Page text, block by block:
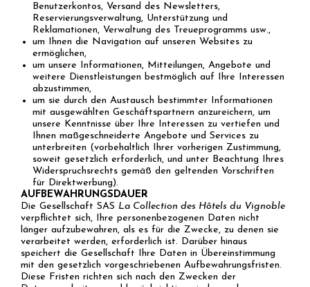
Benutzerkontos, Versand des Newsletters,
Reservierungsverwaltung, Unterstützung und
Reklamationen, Verwaltung des Treueprogramms usw.,
um Ihnen die Navigation auf unseren Websites zu
ermöglichen,
um unsere Informationen, Mitteilungen, Angebote und
weitere Dienstleistungen bestmöglich auf Ihre Interessen
abzustimmen,
um sie durch den Austausch bestimmter Informationen
mit ausgewählten Geschäftspartnern anzureichern, um
unsere Kenntnisse über Ihre Interessen zu vertiefen und
Ihnen maßgeschneiderte Angebote und Services zu
unterbreiten (vorbehaltlich Ihrer vorherigen Zustimmung,
soweit gesetzlich erforderlich, und unter Beachtung Ihres
Widerspruchsrechts gemäß den geltenden Vorschriften
für Direktwerbung).
AUFBEWAHRUNGSDAUER
Die Gesellschaft SAS La Collection des Hôtels du Vignoble
verpflichtet sich, Ihre personenbezogenen Daten nicht
länger aufzubewahren, als es für die Zwecke, zu denen sie
verarbeitet werden, erforderlich ist. Darüber hinaus
speichert die Gesellschaft Ihre Daten in Übereinstimmung
mit den gesetzlich vorgeschriebenen Aufbewahrungsfristen.
Diese Fristen richten sich nach den Zwecken der